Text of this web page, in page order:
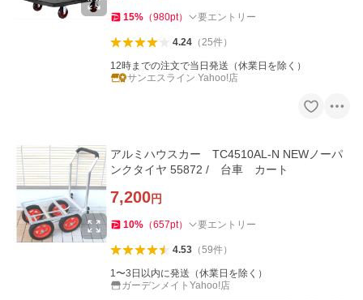
15% （980pt） 要エントリー
4.24（25件）
12時までの注文で当日発送（休業日を除く）
サンエスライン Yahoo!店
アルミハウスカー TC4510AL-N NEWノーパ
ンクタイヤ 55872 / 台車 カート
7,200円
10% （657pt） 要エントリー
4.53（59件）
1〜3日以内に発送（休業日を除く）
ガーデンメイトYahoo!店